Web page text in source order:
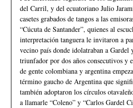
del Carril, y del ecuatoriano Julio
casetes grabados de tangos a las
“Cúcuta de Santander”, quienes al
interpretación tanguera le invitaron a
vecino país donde idolatraban a
triunfador por dos años consecutivos y
de gente colombiana y argentina
término gaucho de Argentina que
también adoptaron los círculos
a llamarle “Coleno” y “Carlos Gardel